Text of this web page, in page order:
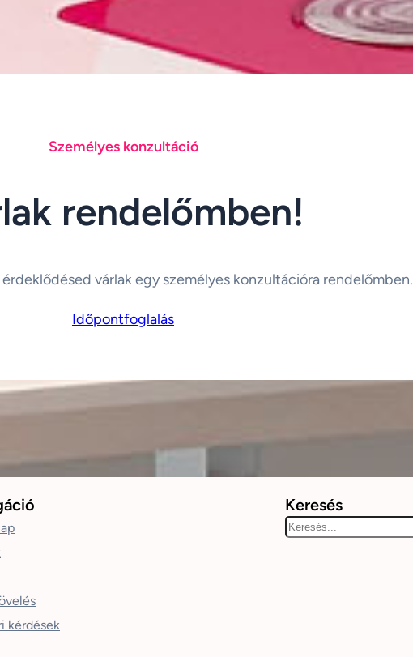
Személyes konzultáció
rendelőmben!
várlak egy személyes konzultációra rendelőmben.
Időpontfoglalás
kérdések
Keresés
K